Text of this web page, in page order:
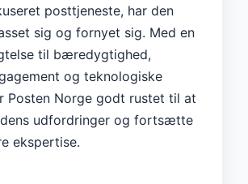
posttjeneste, har den
sig og fornyet sig. Med en
til bæredygtighed,
og teknologiske
Posten Norge godt rustet til at
udfordringer og fortsætte
ekspertise.